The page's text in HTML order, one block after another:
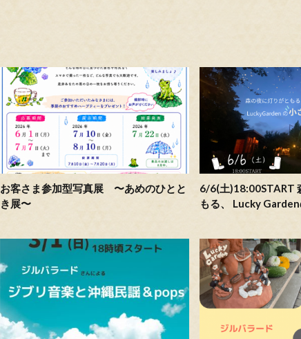
お客さま参加型写真展 〜あめのひとと
き展〜
6/6(土)18:00START
もる、 Lucky